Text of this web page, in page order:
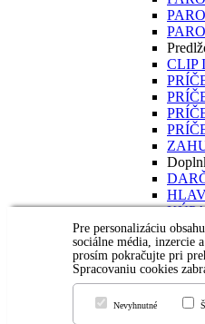
CLIP
Predajne, predajná
Veľkoobchod
Ako nakupovať
Pre personalizáciu
sociálne média, inzercie
prosím pokračujte pri
Spracovaniu cookies
Nevyhnutné